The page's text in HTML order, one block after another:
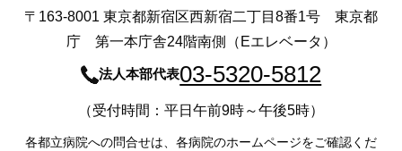
〒163-8001 東京都新宿区西新宿二丁目8番1号 東京都
庁 第一本庁舎24階南側（Eエレベータ）
法人本部代表03-5320-5812
（受付時間：平日午前9時～午後5時）
各都立病院への問合せは、各病院のホームページをご確認くだ